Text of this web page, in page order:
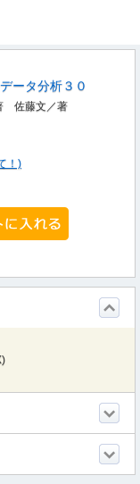
ータ分析３０
佐藤文／著
！)
)